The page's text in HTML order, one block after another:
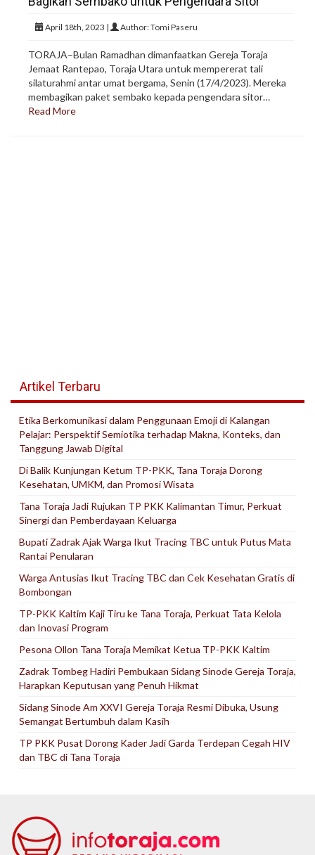
April 18th, 2023 | Author: Tomi Paseru
TORAJA–Bulan Ramadhan dimanfaatkan Gereja Toraja
Jemaat Rantepao, Toraja Utara untuk mempererat tali
silaturahmi antar umat bergama, Senin (17/4/2023). Mereka
membagikan paket sembako kepada pengendara sitor…
Read More
Artikel Terbaru
Etika Berkomunikasi dalam Penggunaan Emoji di Kalangan
Pelajar: Perspektif Semiotika terhadap Makna, Konteks, dan
Tanggung Jawab Digital
Di Balik Kunjungan Ketum TP-PKK, Tana Toraja Dorong
Kesehatan, UMKM, dan Promosi Wisata
Tana Toraja Jadi Rujukan TP PKK Kalimantan Timur, Perkuat
Sinergi dan Pemberdayaan Keluarga
Bupati Zadrak Ajak Warga Ikut Tracing TBC untuk Putus Mata
Rantai Penularan
Warga Antusias Ikut Tracing TBC dan Cek Kesehatan Gratis di
Bombongan
TP-PKK Kaltim Kaji Tiru ke Tana Toraja, Perkuat Tata Kelola
dan Inovasi Program
Pesona Ollon Tana Toraja Memikat Ketua TP-PKK Kaltim
Zadrak Tombeg Hadiri Pembukaan Sidang Sinode Gereja Toraja,
Harapkan Keputusan yang Penuh Hikmat
Sidang Sinode Am XXVI Gereja Toraja Resmi Dibuka, Usung
Semangat Bertumbuh dalam Kasih
TP PKK Pusat Dorong Kader Jadi Garda Terdepan Cegah HIV
dan TBC di Tana Toraja